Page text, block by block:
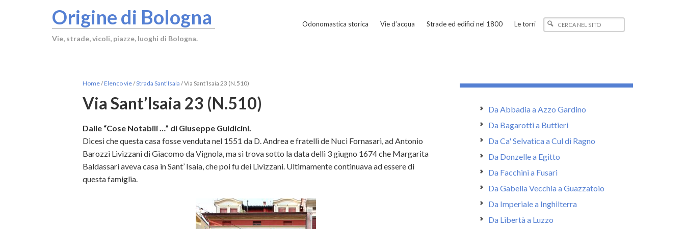
Origine di Bologna
Vie, strade, vicoli, piazze, luoghi di Bologna.
Odonomastica storica Vie d’acqua Strade ed edifici nel 1800 Le torri
Home/Elenco vie/Strada Sant'Isaia /Via Sant’Isaia 23 (N.510)
Via Sant’Isaia 23 (N.510)
Dalle “Cose Notabili …” di Giuseppe Guidicini.
Dicesi che questa casa fosse venduta nel 1551 da D. Andrea e fratelli de Nuci Fornasari, ad Antonio
Barozzi Livizzani di Giacomo da Vignola, ma si trova sotto la data delli 3 giugno 1674 che Margarita
Baldassari aveva casa in Sant’ Isaia, che poi fu dei Livizzani. Ultimamente continuava ad essere di
questa famiglia.
Da Abbadia a Azzo Gardino
Da Bagarotti a Buttieri
Da Ca' Selvatica a Cul di Ragno
Da Donzelle a Egitto
Da Facchini a Fusari
Da Gabella Vecchia a Guazzatoio
Da Imperiale a Inghilterra
Da Libertà a Luzzo